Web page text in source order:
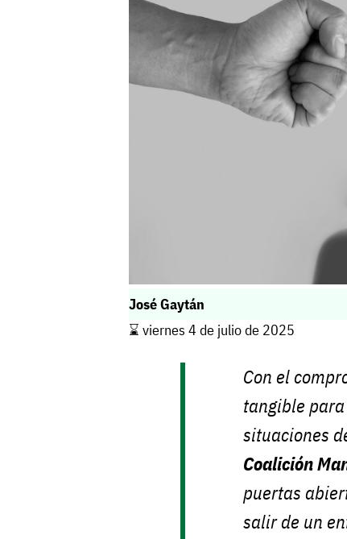
José Gaytán
⌛️ viernes 4 de julio de 2025
Con el
tangible
situaciones
Coalición
puertas
salir de un